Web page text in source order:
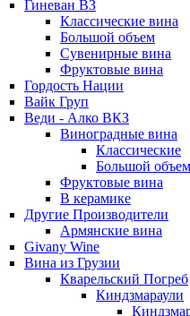
Гиневан ВЗ
Классические вина
Большой объем
Сувенирные вина
Фруктовые вина
Гордость Нации
Вайк Груп
Веди - Алко ВКЗ
Виноградные вина
Классические
Большой объем
Фруктовые вина
В керамике
Другие Производители
Армянские вина
Givany Wine
Вина из Грузии
Кварельский Погреб
Киндзмараули